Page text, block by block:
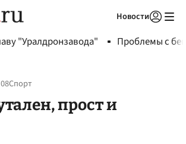
Новости
"Уралдронзавода" Проблемы с
Спорт
прост и